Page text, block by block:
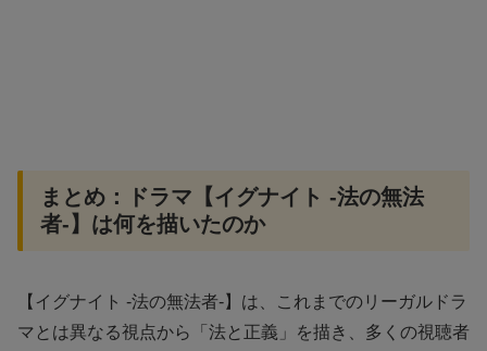
まとめ：ドラマ【イグナイト -法の無法
者-】は何を描いたのか
【イグナイト -法の無法者-】は、これまでのリーガルドラ
マとは異なる視点から「法と正義」を描き、多くの視聴者